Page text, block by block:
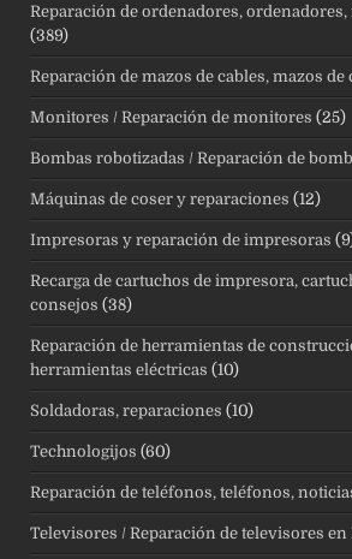
Reparación de ordenadores,
(389)
Reparación de mazos de cables, mazos de
Monitores / Reparación de monitores (25)
Bombas robotizadas / Reparación de
Máquinas de coser y reparaciones (12)
Impresoras y reparación de impresoras
Recarga de cartuchos de impresora,
consejos (38)
Reparación de herramientas de
herramientas eléctricas (10)
Soldadoras, reparaciones (10)
Technologijos (60)
Reparación de teléfonos, teléfonos,
Televisores / Reparación de televisores en